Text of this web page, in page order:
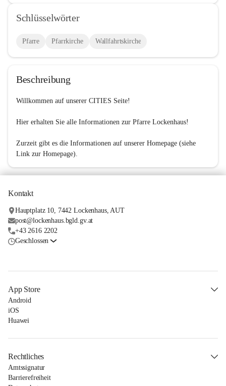
Schlüsselwörter
Pfarre Pfarrkirche Wallfahrtskirche
Beschreibung
Willkommen auf unserer CITIES Seite!
Hier erhalten Sie alle Informationen zur Pfarre Lockenhaus!
Zurzeit gibt es die Informationen auf unserer Homepage (siehe
Link zur Homepage).
Kontakt
Hauptplatz 10, 7442 Lockenhaus, AUT
post@lockenhaus.bgld.gv.at
+43 2616 2202
Geschlossen
App Store
Android
iOS
Huawei
Rechtliches
Amtssignatur
Barrierefreiheit